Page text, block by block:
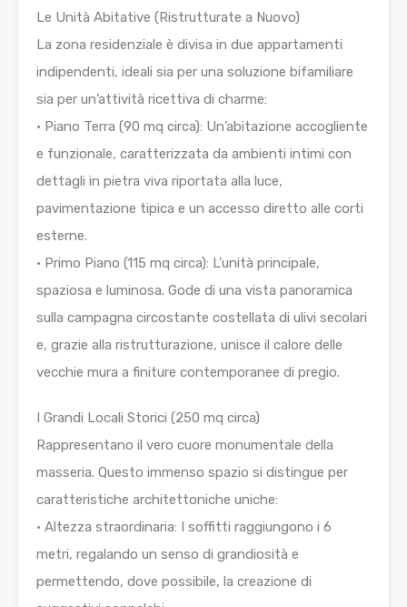
Le Unità Abitative (Ristrutturate a Nuovo)
La zona residenziale è divisa in due appartamenti
indipendenti, ideali sia per una soluzione bifamiliare
sia per un’attività ricettiva di charme:
• Piano Terra (90 mq circa): Un’abitazione accogliente
e funzionale, caratterizzata da ambienti intimi con
dettagli in pietra viva riportata alla luce,
pavimentazione tipica e un accesso diretto alle corti
esterne.
• Primo Piano (115 mq circa): L’unità principale,
spaziosa e luminosa. Gode di una vista panoramica
sulla campagna circostante costellata di ulivi secolari
e, grazie alla ristrutturazione, unisce il calore delle
vecchie mura a finiture contemporanee di pregio.
I Grandi Locali Storici (250 mq circa)
Rappresentano il vero cuore monumentale della
masseria. Questo immenso spazio si distingue per
caratteristiche architettoniche uniche:
• Altezza straordinaria: I soffitti raggiungono i 6
metri, regalando un senso di grandiosità e
permettendo, dove possibile, la creazione di